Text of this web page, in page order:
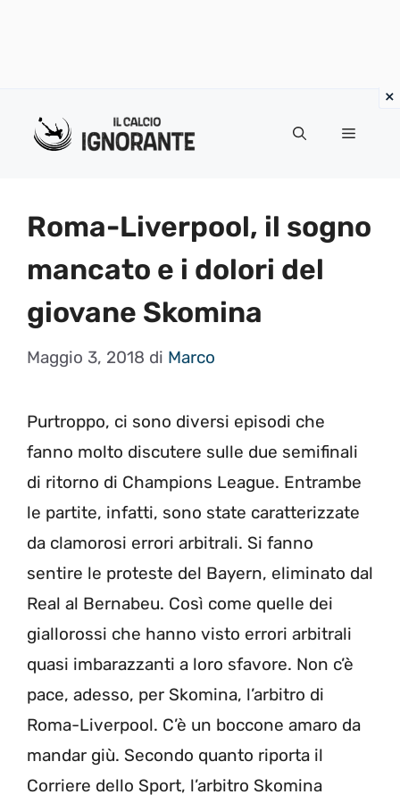
Menu
Roma-Liverpool, il sogno
mancato e i dolori del
giovane Skomina
Maggio 3, 2018 di Marco
Purtroppo, ci sono diversi episodi che
fanno molto discutere sulle due semifinali
di ritorno di Champions League. Entrambe
le partite, infatti, sono state caratterizzate
da clamorosi errori arbitrali. Si fanno
sentire le proteste del Bayern, eliminato dal
Real al Bernabeu. Così come quelle dei
giallorossi che hanno visto errori arbitrali
quasi imbarazzanti a loro sfavore. Non c’è
pace, adesso, per Skomina, l’arbitro di
Roma-Liverpool. C’è un boccone amaro da
mandar giù. Secondo quanto riporta il
Corriere dello Sport, l’arbitro Skomina